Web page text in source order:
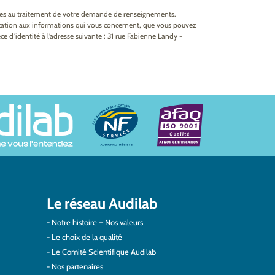
au traitement de votre demande de renseignements.
aux informations qui vous concernent, que vous pouvez
à l’adresse suivante : 31 rue Fabienne Landy -
Le réseau Audilab
Notre histoire – Nos valeurs
Le choix de la qualité
Le Comité Scientifique Audilab
Nos partenaires